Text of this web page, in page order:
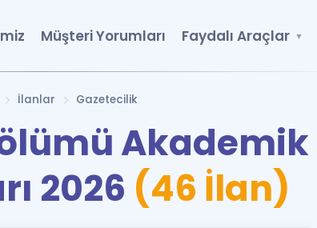
Müşteri Yorumları Faydalı Araçlar
İlanlar Gazetecilik
Akademik
2026 (46 İlan)